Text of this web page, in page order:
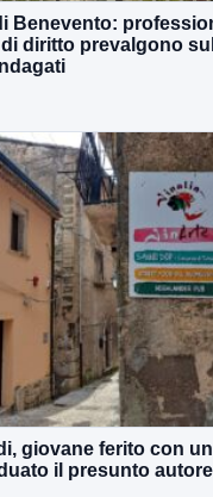
Benevento:
diritto prevalgono
giovane ferito con
il presunto autore